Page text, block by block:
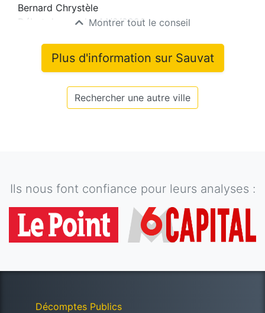
Bernard Chrystèle
Début du mandat14/2/2026
Montrer tout le conseil
Plus d'information sur Sauvat
Rechercher une autre ville
Ils nous font confiance pour leurs analyses :
Décomptes Publics